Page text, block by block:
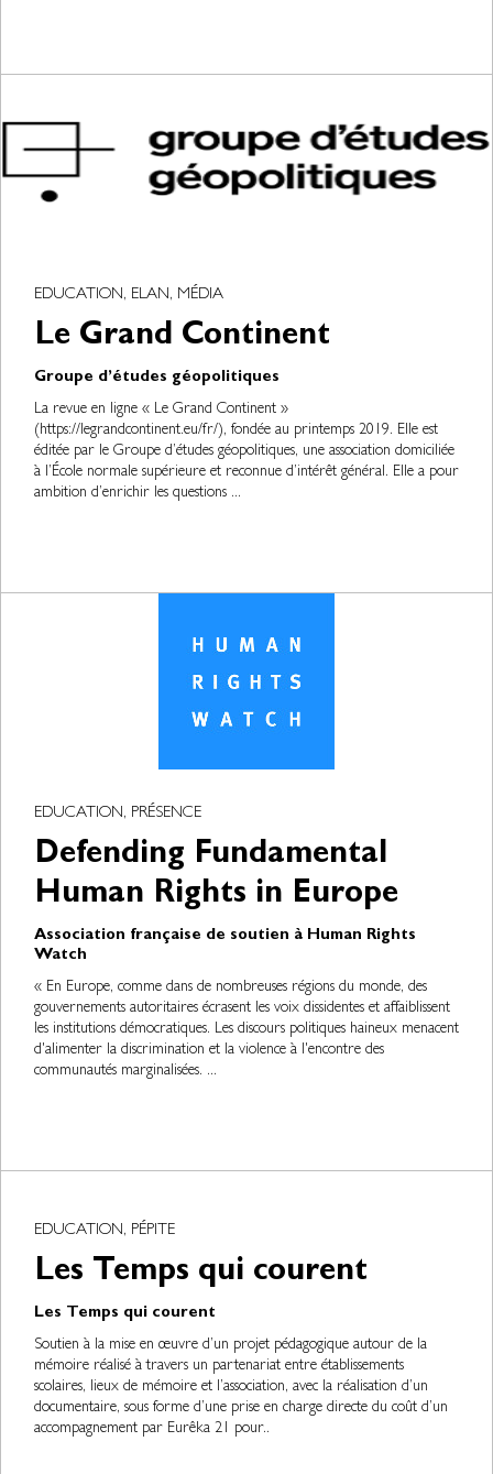
EDUCATION, ELAN, MÉDIA
Le Grand Continent
Groupe d’études géopolitiques
La revue en ligne « Le Grand Continent »
(https://legrandcontinent.eu/fr/), fondée au printemps 2019. Elle est
éditée par le Groupe d’études géopolitiques, une association domiciliée
à l’École normale supérieure et reconnue d’intérêt général. Elle a pour
ambition d’enrichir les questions ...
EDUCATION, PRÉSENCE
Defending Fundamental
Human Rights in Europe
Association française de soutien à Human Rights
Watch
« En Europe, comme dans de nombreuses régions du monde, des
gouvernements autoritaires écrasent les voix dissidentes et affaiblissent
les institutions démocratiques. Les discours politiques haineux menacent
d'alimenter la discrimination et la violence à l'encontre des
communautés marginalisées. ...
EDUCATION, PÉPITE
Les Temps qui courent
Les Temps qui courent
Soutien à la mise en œuvre d’un projet pédagogique autour de la
mémoire réalisé à travers un partenariat entre établissements
scolaires, lieux de mémoire et l’association, avec la réalisation d’un
documentaire, sous forme d’une prise en charge directe du coût d’un
accompagnement par Eurêka 21 pour..